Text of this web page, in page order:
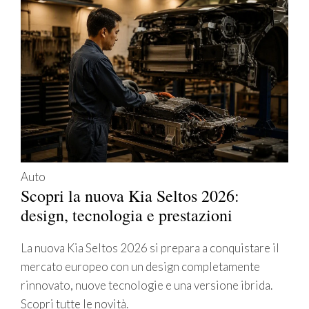
Auto
Scopri la nuova Kia Seltos 2026:
design, tecnologia e prestazioni
La nuova Kia Seltos 2026 si prepara a conquistare il
mercato europeo con un design completamente
rinnovato, nuove tecnologie e una versione ibrida.
Scopri tutte le novità.